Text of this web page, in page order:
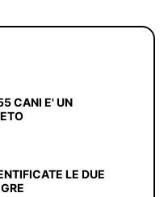
CANI E' UN
LE DUE